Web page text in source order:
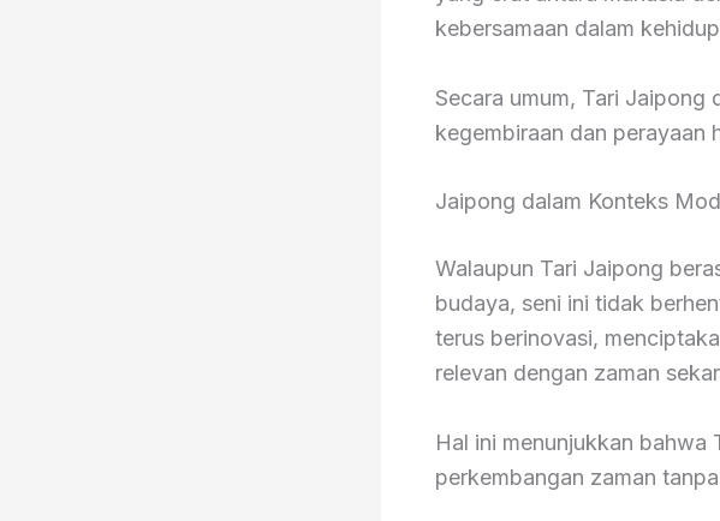
kebersamaan dalam
Secara umum, Tari Jaipong
kegembiraan dan perayaan
Jaipong dalam Konteks
Walaupun Tari Jaipong
budaya, seni ini tidak
terus berinovasi,
relevan dengan zaman
Hal ini menunjukkan bahwa
perkembangan zaman